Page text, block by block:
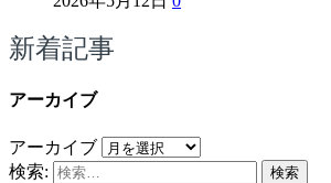
新着記事
アーカイブ
アーカイブ
検索: